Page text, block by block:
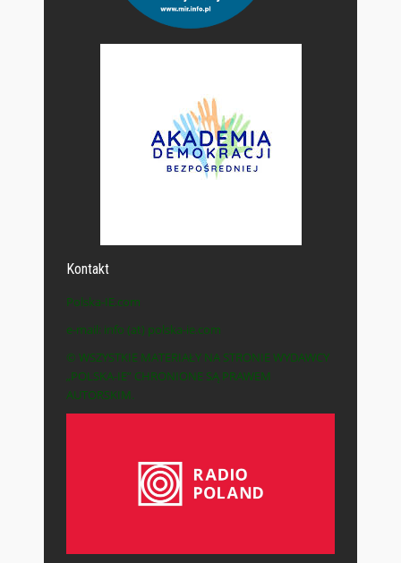
Kontakt
Polska-IE.com
e-mail: info (at) polska-ie.com
© WSZYSTKIE MATERIAŁY NA STRONIE WYDAWCY
„POLSKA-IE” CHRONIONE SĄ PRAWEM
AUTORSKIM.